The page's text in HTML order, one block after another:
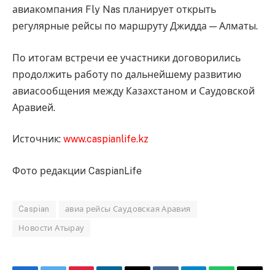
авиакомпания Fly Nas планирует открыть
регулярные рейсы по маршруту Джидда — Алматы.
По итогам встречи ее участники договорились
продолжить работу по дальнейшему развитию
авиасообщения между Казахстаном и Саудовской
Аравией.
Источник: www.caspianlife.kz
Фото редакции CaspianLife
Caspian авиа рейсы Саудовская Аравия
Новости Атырау